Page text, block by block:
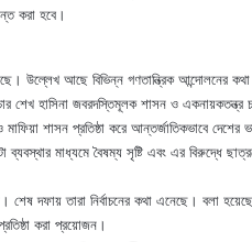
করা হবে।
উল্লেখ আছে বিভিন্ন গণতান্ত্রিক আন্দোলনের
শেখ হাসিনা জবরদস্তিমূলক শাসন ও একনায়কতন্ত্র
শাসন প্রতিষ্ঠা করে আন্তর্জাতিকভাবে দেশের
ব্যবস্থার মাধ্যমে বৈষম্য সৃষ্টি এবং এর বিরুদ্ধে
শেষ দফায় তারা নির্বাচনের কথা এনেছে। বলা
করা প্রয়োজন।